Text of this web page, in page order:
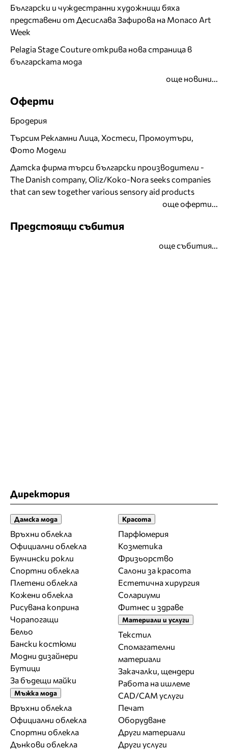
Български и чуждестранни художници бяха
представени от Десислава Зафирова на Monaco Art
Week
Pelagia Stage Couture открива нова страница в
българската мода
още новини...
Оферти
Бродерия
Търсим Рекламни Лица, Хостеси, Промоутъри,
Фото Модели
Датска фирма търси български производители -
The Danish company, Oliz/Koko-Nora seeks companies
that can sew together various sensory aid products
още оферти...
Предстоящи събития
още събития...
Директория
Дамска мода
Връхни облекла
Официални облекла
Булчински рокли
Спортни облекла
Плетени облекла
Кожени облекла
Рисувана коприна
Чорапогащи
Бельо
Бански костюми
Модни дизайнери
Бутици
За бъдещи майки
Мъжка мода
Връхни облекла
Официални облекла
Спортни облекла
Дънкови облекла
Красота
Парфюмерия
Козметика
Фризьорство
Салони за красота
Естетична хирургия
Солариуми
Фитнес и здраве
Материали и услуги
Текстил
Спомагателни
материали
Закачалки, щендери
Работа на ишлеме
CAD/CAM услуги
Печат
Оборудване
Други материали
Други услуги